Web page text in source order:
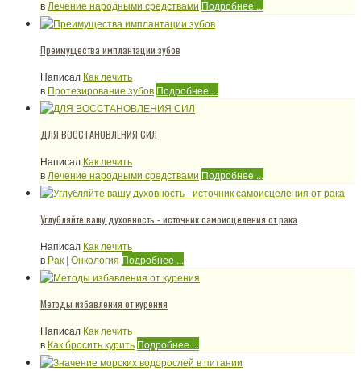
в Лечение народными средствами Подробнее ...
Преимущества имплантации зубов
Написал Как лечить
в Протезирование зубов Подробнее ...
ДЛЯ ВОССТАНОВЛЕНИЯ СИЛ
Написал Как лечить
в Лечение народными средствами Подробнее ...
Углубляйте вашу духовность - источник самоисцеления от рака
Написал Как лечить
в Рак | Онкология Подробнее ...
Методы избавления от курения
Написал Как лечить
в Как бросить курить Подробнее ...